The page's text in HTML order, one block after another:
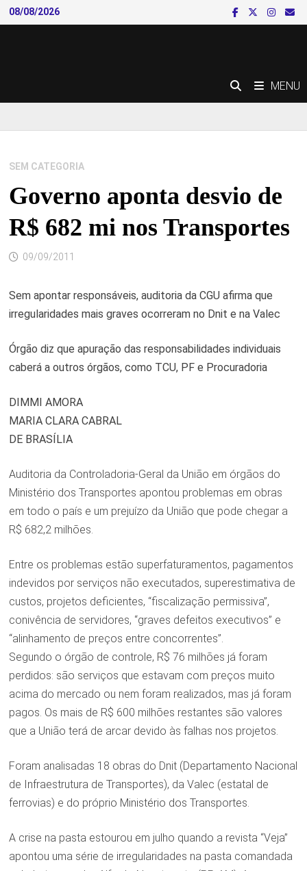
Skip
to
08/08/2026
MENU
SEM CATEGORIA
Governo aponta desvio de
R$ 682 mi nos Transportes
09/09/2011
Sem apontar responsáveis, auditoria da CGU afirma que
irregularidades mais graves ocorreram no Dnit e na Valec
Órgão diz que apuração das responsabilidades individuais
caberá a outros órgãos, como TCU, PF e Procuradoria
DIMMI AMORA
MARIA CLARA CABRAL
DE BRASÍLIA
Auditoria da Controladoria-Geral da União em órgãos do
Ministério dos Transportes apontou problemas em obras
em todo o país e um prejuízo da União que pode chegar a
R$ 682,2 milhões.
Entre os problemas estão superfaturamentos, pagamentos
indevidos por serviços não executados, superestimativa de
custos, projetos deficientes, “fiscalização permissiva”,
conivência de servidores, “graves defeitos executivos” e
“alinhamento de preços entre concorrentes”.
Segundo o órgão de controle, R$ 76 milhões já foram
perdidos: são serviços que estavam com preços muito
acima do mercado ou nem foram realizados, mas já foram
pagos. Os mais de R$ 600 milhões restantes são valores
que a União terá de arcar devido às falhas nos projetos.
Foram analisadas 18 obras do Dnit (Departamento Nacional
de Infraestrutura de Transportes), da Valec (estatal de
ferrovias) e do próprio Ministério dos Transportes.
A crise na pasta estourou em julho quando a revista “Veja”
apontou uma série de irregularidades na pasta comandada